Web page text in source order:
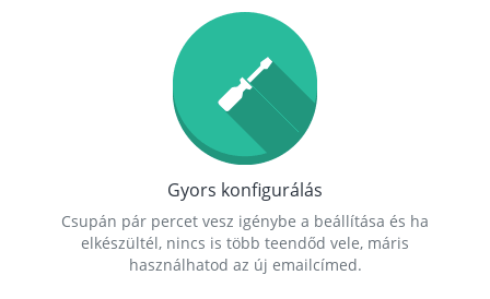
Gyors konfigurálás
Csupán pár percet vesz igénybe a beállítása és ha
elkészültél, nincs is több teendőd vele, máris
használhatod az új emailcímed.